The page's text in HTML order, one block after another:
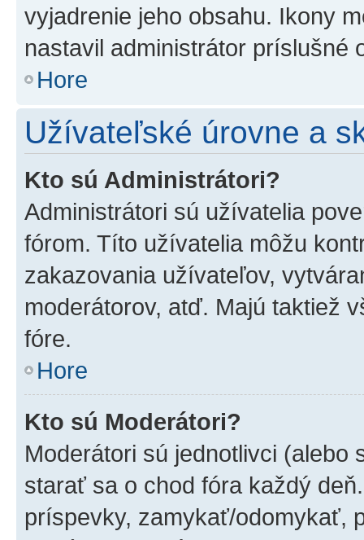
vyjadrenie jeho obsahu. Ikony
nastavil administrátor príslušné
Hore
Užívateľské úrovne a
Kto sú Administrátori?
Administrátori sú užívatelia
fórom. Títo užívatelia môžu
zakazovania užívateľov,
moderátorov, atď. Majú taktiež
fóre.
Hore
Kto sú Moderátori?
Moderátori sú jednotlivci (alebo
starať sa o chod fóra každý
príspevky, zamykať/odomykať,